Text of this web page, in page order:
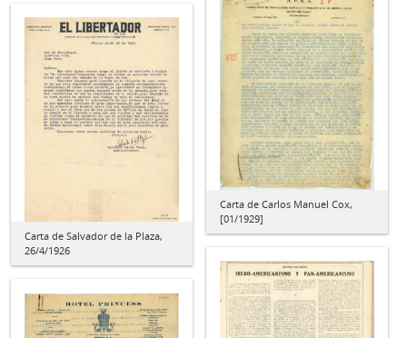
Carta de Carlos Manuel Cox,
[01/1929]
Carta de Salvador de la Plaza,
26/4/1926